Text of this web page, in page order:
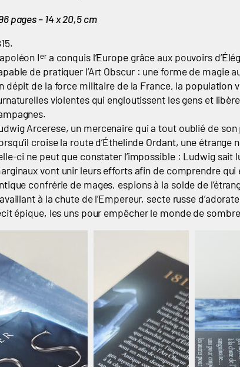
pages – 14 x 20,5 cm
Iᵉʳ a conquis l’Europe grâce aux pouvoirs
de pratiquer l’Art Obscur : une forme de magie
dépit de la force militaire de la France, la population
violentes qui engloutissent les gens et
Arcerese, un mercenaire qui a tout oublié de
croise la route d’Éthelinde Ordant, une
ci ne peut que constater l’impossible : Ludwig sait
vont unir leurs efforts afin de comprendre
confrérie de mages, espions à la solde de
à la chute de l’Empereur, secte russe
épique, les uns pour empêcher le monde de